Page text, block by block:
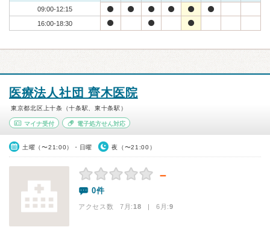
09:00-12:15
16:00-18:30
医療法人社団 齊木医院
東京都北区上十条（十条駅、東十条駅）
マイナ受付 電子処方せん対応
土曜（〜21:00）・日曜 夜（〜21:00）
－
0件
アクセス数 7月:18 | 6月:9